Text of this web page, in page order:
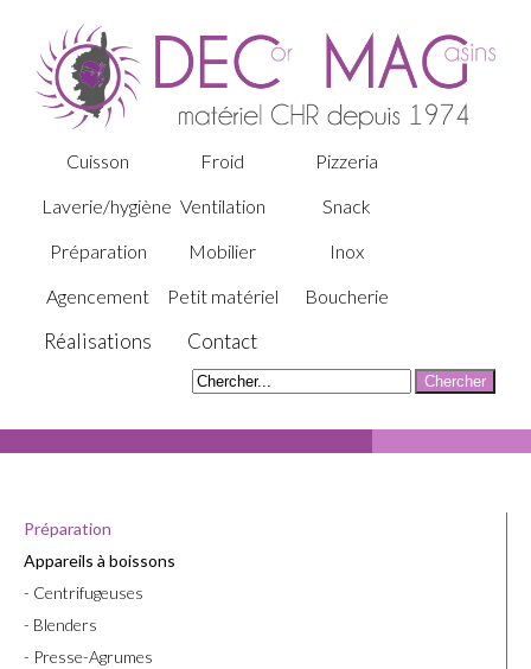
Cuisson Froid
Pizzeria
Laverie/hygiène Ventilation
Snack
Préparation
Mobilier
Inox
Agencement
Petit matériel Boucherie
Réalisations Contact
Préparation
Appareils à boissons
- Centrifugeuses
- Blenders
- Presse-Agrumes